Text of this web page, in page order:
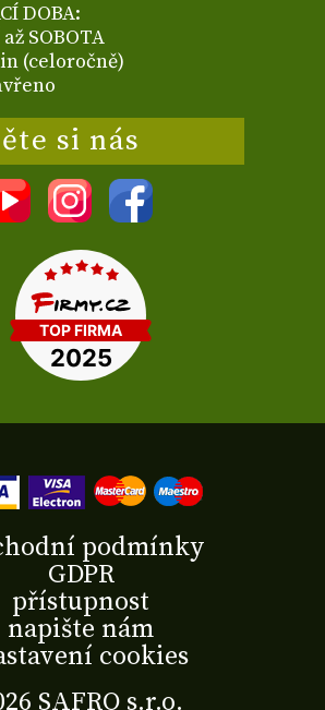
DOBA:
SOBOTA
(celoročně)
si nás
SAFRO s.r.o.
podmínky
GDPR
přístupnost
napište nám
cookies